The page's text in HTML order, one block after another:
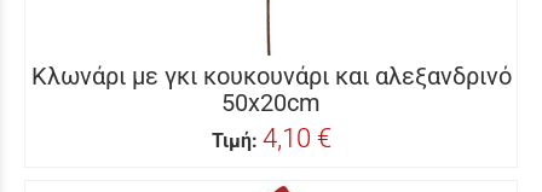
Κλωνάρι με γκι κουκουνάρι και αλεξανδρινό
50x20cm
Τιμή: 4,10 €